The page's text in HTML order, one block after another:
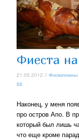
Фиеста
21.05.2012 //Филиппины
55
Наконец, у меня
про остров Апо. В
который был лишь
что еще кроме